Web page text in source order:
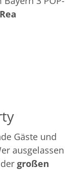
Rea
Gäste und
ausgelassen
dergroßen